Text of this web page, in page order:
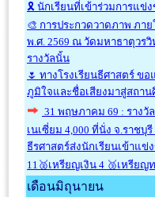
🎗 นักเรียนที่เข้าร่วมการแ
🎨 การประกวดวาดภาพ ภา
พ.ศ. 2569 ณ วัดมหาธาตุวร
รางวัลนั้น
🌷 ทางโรงเรียนธีศาสตร์
ภูมิใจและชื่อเสียงมาสู่สถา
31 พฤษภาคม 69 : รางวั
เนเซี่ยม 4,000 ที่นั่ง จ.ราช
ธีรศาสตร์ส่งนักเรียนเข้าแข่
11🥈เหรียญเงิน 4 🥉เหรีย
เดือนมิถุนายน